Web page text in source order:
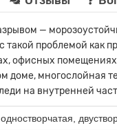
—
такой проблемой как
офисных
доме, многослойная
на внутренней
одностворчатая,